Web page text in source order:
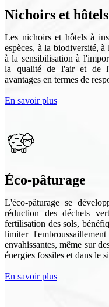
Nichoirs et
Les nichoirs et hôtels à
espèces, à la biodiversité,
à la sensibilisation à
la qualité de l'air et de
avantages en termes de
En savoir plus
Éco-pâturage
L'éco-pâturage se
réduction des déchets
fertilisation des sols,
limiter
envahissantes, même sur
énergies fossiles et dans le
En savoir plus